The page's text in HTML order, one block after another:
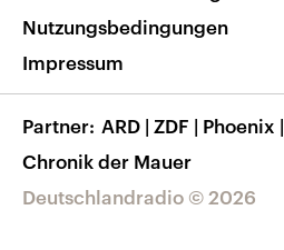
Musikliste
RSS
Barrierefreiheit
Deutschlandradio © 2026
Nutzungsbedingungen
Impressum
Partner ARD | ZDF | Phoenix |
Chronik der Mauer